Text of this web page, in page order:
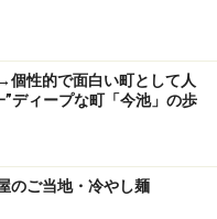
個性的で面白い町として人
”ディープな町「今池」の歩
のご当地・冷やし麺